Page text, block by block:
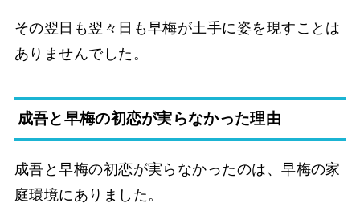
その翌日も翌々日も早梅が土手に姿を現すことは
ありませんでした。
成吾と早梅の初恋が実らなかった理由
成吾と早梅の初恋が実らなかったのは、早梅の家
庭環境にありました。